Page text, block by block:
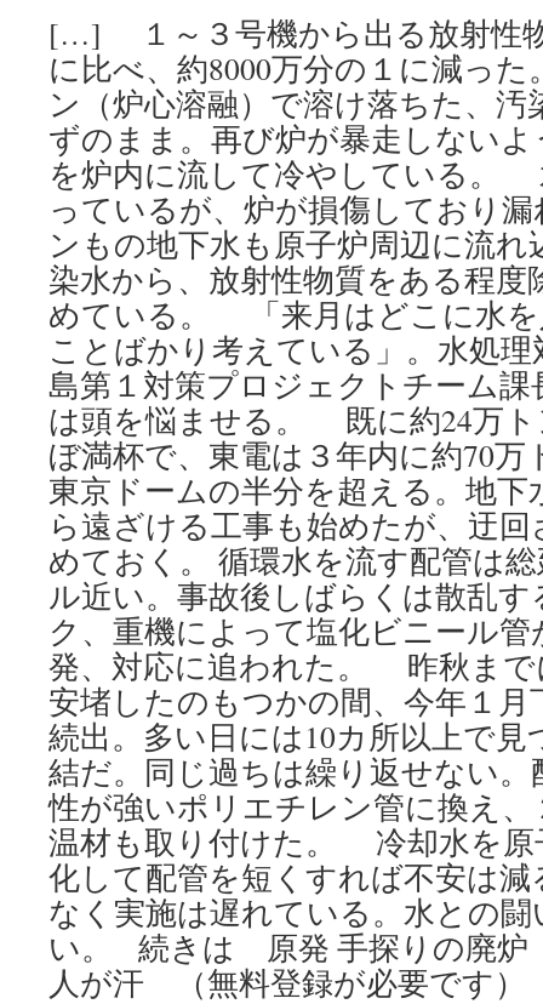
[…] １～３号機から出る放射性
に比べ、約8000万分の１に減っ
ン（炉心溶融）で溶け落ちた、
ずのまま。再び炉が暴走しない
を炉内に流して冷やしている。
っているが、炉が損傷しており
ンもの地下水も原子炉周辺に流
染水から、放射性物質をある程
めている。 「来月はどこに水
ことばかり考えている」。水処
島第１対策プロジェクトチーム課
は頭を悩ませる。 既に約24万
ぼ満杯で、東電は３年内に約70
東京ドームの半分を超える。地
ら遠ざける工事も始めたが、迂
めておく。 循環水を流す配管は
ル近い。事故後しばらくは散乱
ク、重機によって塩化ビニール
発、対応に追われた。 昨秋まで
安堵したのもつかの間、今年１
続出。多い日には10カ所以上で
結だ。同じ過ちは繰り返せない。
性が強いポリエチレン管に換え
温材も取り付けた。 冷却水を原
化して配管を短くすれば不安は
なく実施は遅れている。水との
い。 続きは 原発 手探りの廃炉
人が汗 （無料登録が必要です）